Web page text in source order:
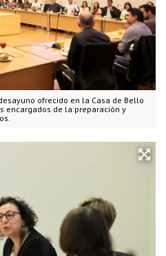
ofrecido en la Casa de Bello
encargados de la preparación y